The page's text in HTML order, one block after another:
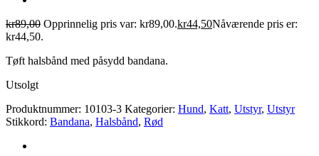
kr89,00 Opprinnelig pris var: kr89,00.kr44,50Nåværende pris er:
kr44,50.
Tøft halsbånd med påsydd bandana.
Utsolgt
Produktnummer: 10103-3 Kategorier: Hund, Katt, Utstyr, Utstyr
Stikkord: Bandana, Halsbånd, Rød